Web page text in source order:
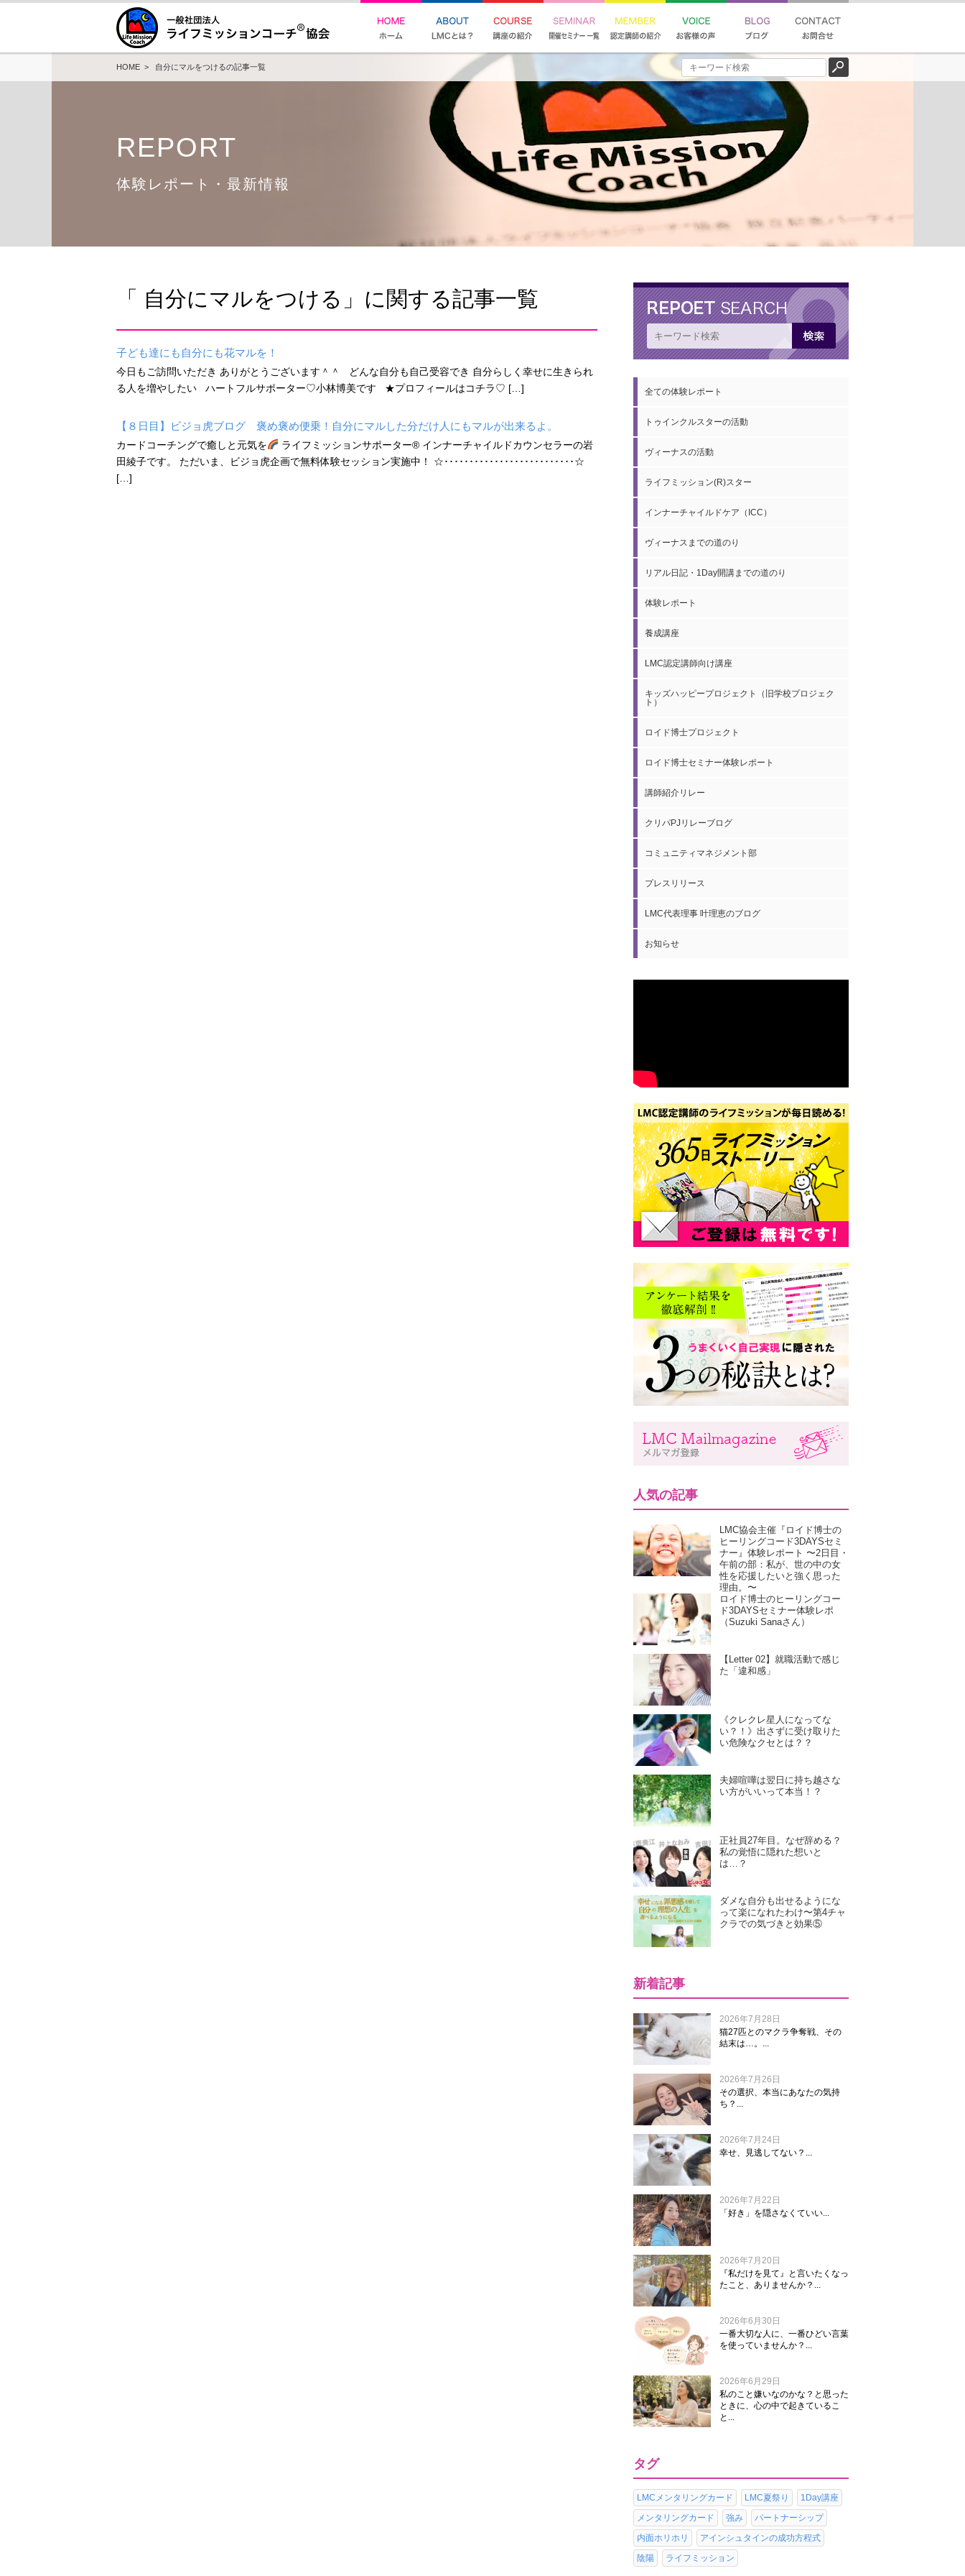
HOME > 自分にマルをつけるの記事一覧
REPORT
体験レポート・最新情報
「 自分にマルをつける」に関する記事一覧
子ども達にも自分にも花マルを！
今日もご訪問いただき ありがとうございます＾＾ どんな自分も自己受容でき 自分らしく幸せに生きられ
る人を増やしたい ハートフルサポーター♡小林博美です ★プロフィールはコチラ♡ […]
【８日目】ビジョ虎ブログ 褒め褒め便乗！自分にマルした分だけ人にもマルが出来るよ。
カードコーチングで癒しと元気を
ライフミッションサポーター® インナーチャイルドカウンセラーの岩
田綾子です。 ただいま、ビジョ虎企画で無料体験セッション実施中！ ☆･･････････････････････････☆
[…]
全ての体験レポート
トゥインクルスターの活動
ヴィーナスの活動
ライフミッション(R)スター
インナーチャイルドケア（ICC）
ヴィーナスまでの道のり
リアル日記・1Day開講までの道のり
体験レポート
養成講座
LMC認定講師向け講座
キッズハッピープロジェクト（旧学校プロジェク
ト）
ロイド博士プロジェクト
ロイド博士セミナー体験レポート
講師紹介リレー
クリパPJリレーブログ
コミュニティマネジメント部
プレスリリース
LMC代表理事 叶理恵のブログ
お知らせ
人気の記事
LMC協会主催『ロイド博士の
ヒーリングコード3DAYSセミ
ナー』体験レポート 〜2日目・
午前の部：私が、世の中の女
性を応援したいと強く思った
理由。〜
ロイド博士のヒーリングコー
ド3DAYSセミナー体験レポ
（Suzuki Sanaさん）
【Letter 02】就職活動で感じ
た「違和感」
《クレクレ星人になってな
い？！》出さずに受け取りた
い危険なクセとは？？
夫婦喧嘩は翌日に持ち越さな
い方がいいって本当！？
正社員27年目。なぜ辞める？
私の覚悟に隠れた想いと
は…？
ダメな自分も出せるようにな
って楽になれたわけ〜第4チャ
クラでの気づきと効果⑤
新着記事
2026年7月28日
猫27匹とのマクラ争奪戦、その
結末は…。...
2026年7月26日
その選択、本当にあなたの気持
ち？...
2026年7月24日
幸せ、見逃してない？...
2026年7月22日
「好き」を隠さなくていい...
2026年7月20日
『私だけを見て』と言いたくなっ
たこと、ありませんか？...
2026年6月30日
一番大切な人に、一番ひどい言葉
を使っていませんか？...
2026年6月29日
私のこと嫌いなのかな？と思った
ときに、心の中で起きているこ
と...
タグ
LMCメンタリングカード LMC夏祭り
1Day講座
メンタリングカード
強み
パートナーシップ
内面ホリホリ
アインシュタインの成功方程式
陰陽
ライフミッション